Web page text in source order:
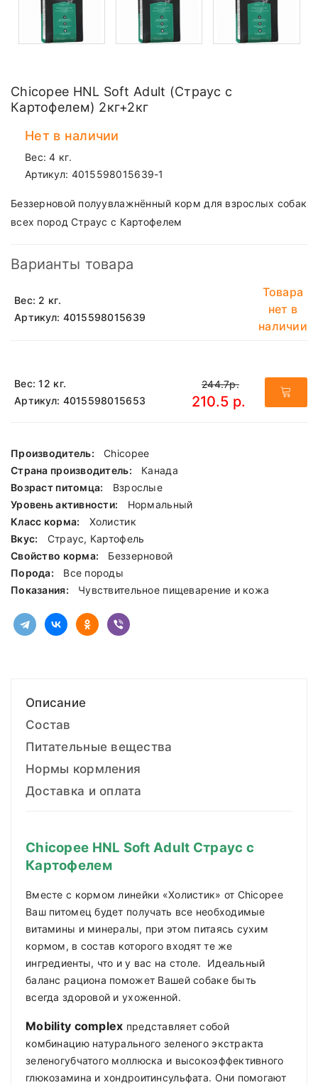
Chicopee HNL Soft Adult (Страус с
Картофелем) 2кг+2кг
Нет в наличии
Вес: 4 кг.
Артикул: 4015598015639-1
Беззерновой полуувлажнённый корм для взрослых собак
всех пород Страус с Картофелем
Варианты товара
Вес: 2 кг.
Артикул: 4015598015639
Товара
нет в
наличии
Вес: 12 кг.
Артикул: 4015598015653
244.7р.
210.5 р.
Производитель:
Chicopee
Страна производитель:
Канада
Возраст питомца:
Взрослые
Уровень активности:
Нормальный
Класс корма:
Холистик
Вкус:
Страус, Картофель
Свойство корма:
Беззерновой
Порода:
Все породы
Показания:
Чувствительное пищеварение и кожа
Описание
Состав
Питательные вещества
Нормы кормления
Доставка и оплата
Chicopee HNL Soft Adult Страус с
Картофелем
Вместе с кормом линейки «Холистик» от Chicopee
Ваш питомец будет получать все необходимые
витамины и минералы, при этом питаясь сухим
кормом, в состав которого входят те же
ингредиенты, что и у вас на столе. Идеальный
баланс рациона поможет Вашей собаке быть
всегда здоровой и ухоженной.
Mobility complex представляет собой
комбинацию натурального зеленого экстракта
зеленогубчатого моллюска и высокоэффективного
глюкозамина и хондроитинсульфата. Они помогают